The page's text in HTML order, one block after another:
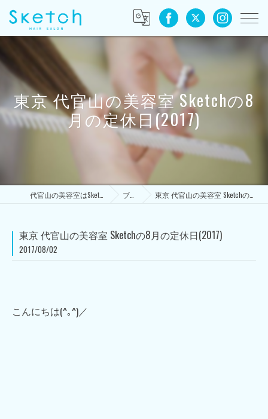
東京 代官山の美容室 Sketchの8
月の定休日(2017)
ブログ 東京 代官山の美容室 Sketchの8月の定休日(2017)
東京 代官山の美容室 Sketchの8月の定休日(2017)
2017/08/02
こんにちは(^｡^)／